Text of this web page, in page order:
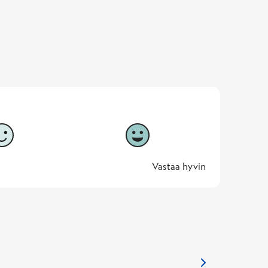
5
Vastaa hyvin
5 -
Vastaa hyvin